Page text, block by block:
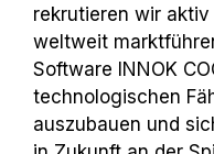
rekrutieren wir aktiv
weltweit
Software INNOK
technologischen
auszubauen und